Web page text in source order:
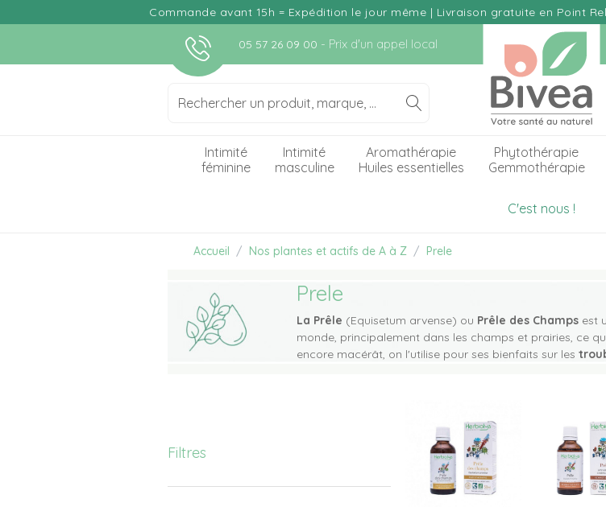
Commande avant 15h = Expédition le jour même | Livraison gratuite en Point
05 57 26 09 00 - Prix d'un appel local
Intimité
féminine
Intimité
masculine
Aromathérapie
Huiles essentielles
Phytothérapie
Gemmothérapie
C'est nous !
Accueil Nos plantes et actifs de A à Z Prele
Prele
La Prêle (Equisetum arvense) ou Prêle des Champs est
monde, principalement dans les champs et prairies, ce
encore macérât, on l'utilise pour ses bienfaits sur les
Filtres